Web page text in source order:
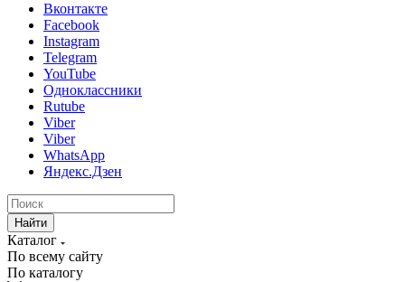
Вконтакте
Facebook
Instagram
Telegram
YouTube
Одноклассники
Rutube
Viber
Viber
WhatsApp
Яндекс.Дзен
Найти
Каталог
По всему сайту
По каталогу